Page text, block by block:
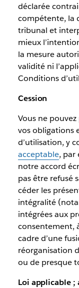
déclarée
compétente, la
tribunal et
mieux
la mesure
validité ni
Conditions
Cession
Vous ne
vos obligations
d’utilisation, y
acceptable, par
notre accord
pas être refusé
céder les
intégralité
intégrées aux
consentement,
cadre d’une
réorganisation
ou de presque
Loi applicable